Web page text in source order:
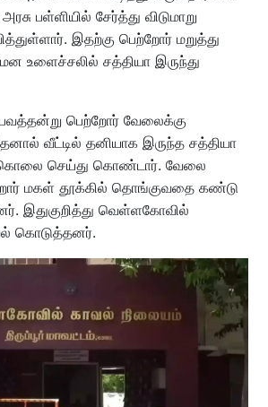
பள்ளியில் சேர்த்து விடுமாறு
இதற்கு பெற்றோர் மறுத்து
உளைச்சலில் சத்தியா இருந்து
பெற்றோர் வேலைக்கு
வீட்டில் தனியாக இருந்த சத்தியா
செய்து கொண்டார். வேலை
மகள் தூக்கில் தொங்குவதை கண்டு
இதுகுறித்து வெள்ளகோவில்
கொடுத்தனர்.